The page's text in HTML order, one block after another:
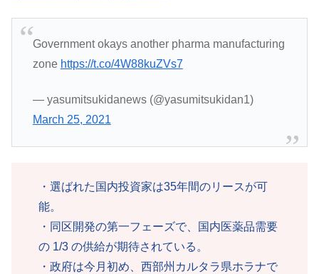
Government okays another pharma manufacturing
zone https://t.co/4W88kuZVs7
— yasumitsukidanews (@yasumitsukidan1)
March 25, 2021
・選ばれた国内投資家は35年間のリースが可
能。
・同区開発の第一フェーズで、国内医薬品需要
の 1/3 の供給が期待されている。
・政府は今月初め、西部州カルタラ県ホラナで